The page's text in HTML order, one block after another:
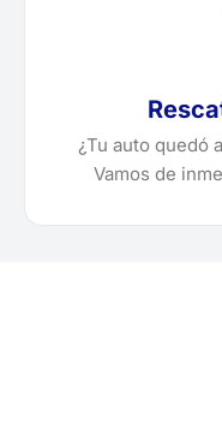
¿Tu auto quedó
Vamos de